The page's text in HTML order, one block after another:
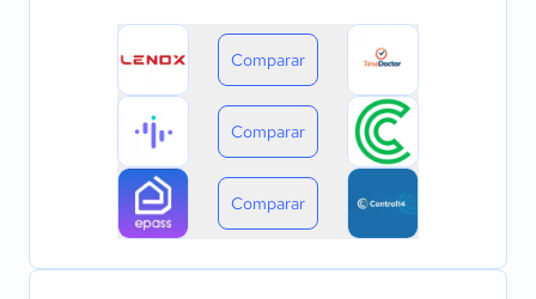
Comparar
Comparar
Comparar